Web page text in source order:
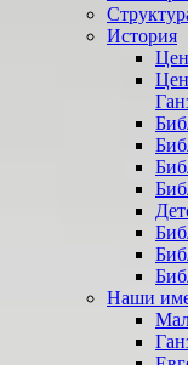
История
Наши